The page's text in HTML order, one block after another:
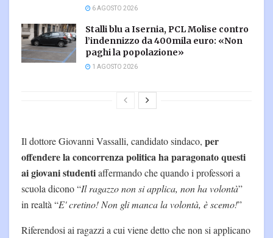
6 AGOSTO 2026
Stalli blu a Isernia, PCL Molise contro
l’indennizzo da 400mila euro: «Non
paghi la popolazione»
1 AGOSTO 2026
Il dottore Giovanni Vassalli, candidato sindaco, per
offendere la concorrenza politica ha paragonato questi
ai giovani studentiaffermando che quando i professori a
scuola dicono “Il ragazzo non si applica, non ha volontà”
in realtà “E' cretino! Non gli manca la volontà, è scemo!”
Riferendosi ai ragazzi a cui viene detto che non si applicano